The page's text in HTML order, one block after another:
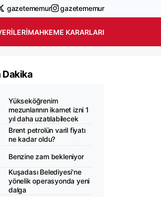
gazetememur gazetememur
MAHKEME KARARLARI
Dakika
Yükseköğrenim
mezunlarının ikamet izni 1
yıl daha uzatılabilecek
Brent petrolün varil fiyatı
ne kadar oldu?
Benzine zam bekleniyor
Kuşadası Belediyesi'ne
yönelik operasyonda yeni
dalga